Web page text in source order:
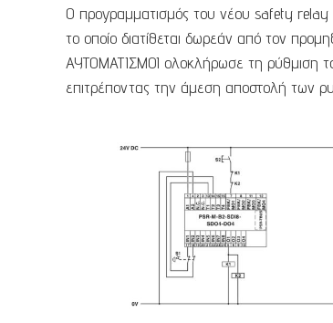
Ο προγραμματισμός του νέου safety relay
το οποίο διατίθεται δωρεάν από τον
ΑΥΤΟΜΑΤΙΣΜΟΙ ολοκλήρωσε τη ρύθμιση
επιτρέποντας την άμεση αποστολή των